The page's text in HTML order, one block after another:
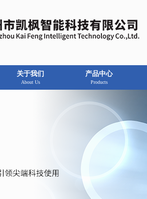
关于我们
About Us
产品中心
Products